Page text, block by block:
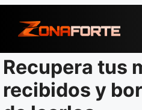
para
conteúdo
Recupera tus
recibidos y